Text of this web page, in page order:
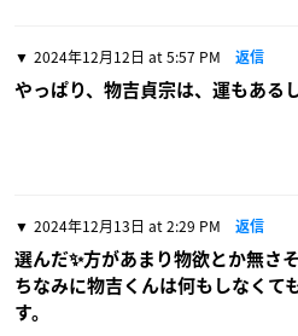
2024年12月12日 at 5:57 PM 返信
やっぱり、物吉貞宗は、運もある
2024年12月13日 at 2:29 PM 返信
選んだ✨方があまり物欲とか無さ
ちなみに物吉くんは何もしなくて
す。